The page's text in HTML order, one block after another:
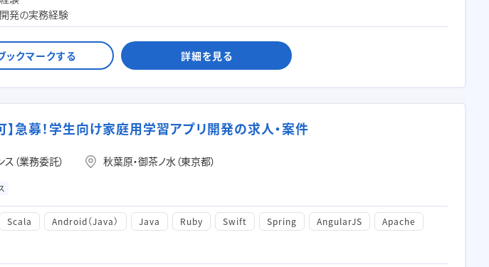
開発の実務経験
詳細を見る
急募！学生向け家庭用学習アプリ開発の求人・案件
ス（業務委託） 秋葉原・御茶ノ水（東京都）
Scala Android（Java） Java Ruby Swift Spring AngularJS Apache